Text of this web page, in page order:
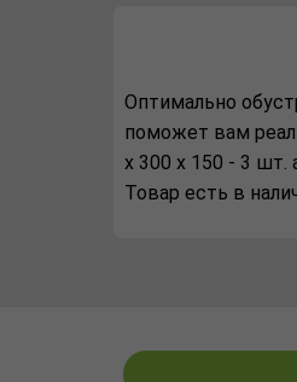
Оптимально
поможет вам
х 300 х 150 - 3 шт.
Товар есть в